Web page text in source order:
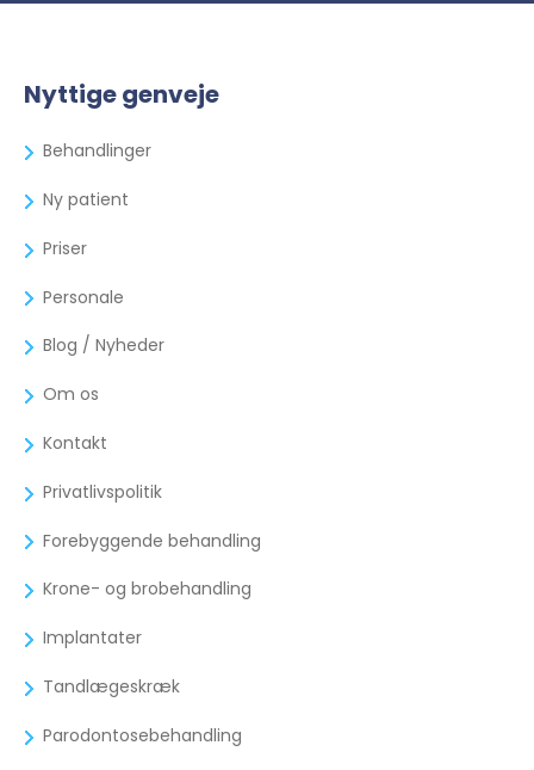
Nyttige genveje
Behandlinger
Ny patient
Priser
Personale
Blog / Nyheder
Om os
Kontakt
Privatlivspolitik
Forebyggende behandling
Krone- og brobehandling
Implantater
Tandlægeskræk
Parodontosebehandling